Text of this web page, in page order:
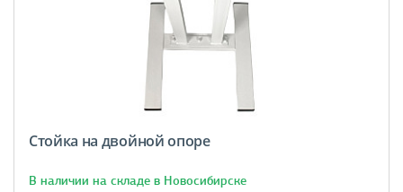
Стойка на двойной опоре
В наличии на складе в Новосибирске